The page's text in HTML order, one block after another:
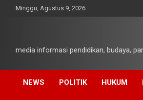
Minggu, Agustus 9, 2026
media informasi pendidikan, budaya,
NEWS POLITIK HUKUM